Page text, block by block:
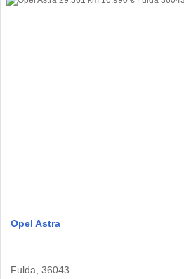
Opel Astra
Fulda, 36043